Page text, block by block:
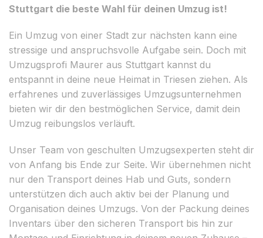
Stuttgart die beste Wahl für deinen Umzug ist!
Ein Umzug von einer Stadt zur nächsten kann eine
stressige und anspruchsvolle Aufgabe sein. Doch mit
Umzugsprofi Maurer aus Stuttgart kannst du
entspannt in deine neue Heimat in Triesen ziehen. Als
erfahrenes und zuverlässiges Umzugsunternehmen
bieten wir dir den bestmöglichen Service, damit dein
Umzug reibungslos verläuft.
Unser Team von geschulten Umzugsexperten steht dir
von Anfang bis Ende zur Seite. Wir übernehmen nicht
nur den Transport deines Hab und Guts, sondern
unterstützen dich auch aktiv bei der Planung und
Organisation deines Umzugs. Von der Packung deines
Inventars über den sicheren Transport bis hin zur